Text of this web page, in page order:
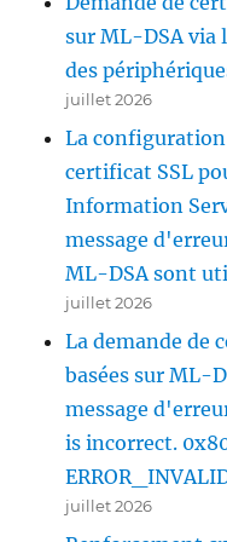
sur ML-DSA via
des
juillet 2026
La
certificat SSL
Information
message
ML-DSA sont
juillet 2026
La demande de
basées sur ML-
message
is incorrect.
juillet 2026